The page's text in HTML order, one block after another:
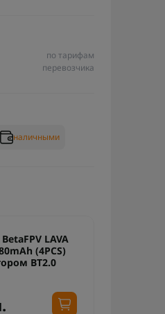
по тарифам
перевозчика
наличными
LAVA
(4PCS)
BT2.0